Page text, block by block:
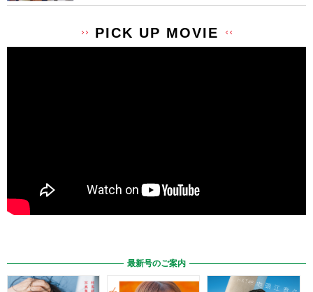
PICK UP MOVIE
最新号のご案内